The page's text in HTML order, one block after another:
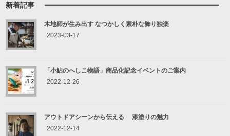
新着記事
木地師が生み出す なつかしく素朴な飾り独楽
2023-03-17
「小鮎のへしこ物語」商品化記念イベントのご案内
2022-12-26
アウトドアシーンから伝える 漆塗りの魅力
2022-12-14